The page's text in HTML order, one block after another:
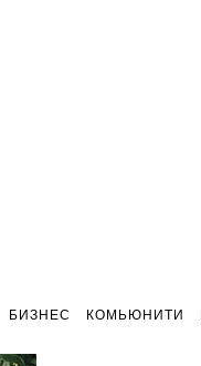
БИЗНЕС КОМЬЮНИТИ